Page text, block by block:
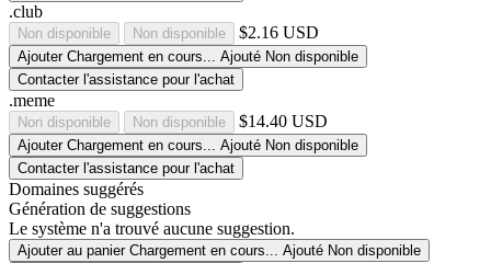
.club
Non disponible Non disponible $2.16 USD
Ajouter Chargement en cours... Ajouté Non disponible
Contacter l'assistance pour l'achat
.meme
Non disponible Non disponible $14.40 USD
Ajouter Chargement en cours... Ajouté Non disponible
Contacter l'assistance pour l'achat
Domaines suggérés
Génération de suggestions
Le système n'a trouvé aucune suggestion.
Ajouter au panier Chargement en cours... Ajouté Non disponible